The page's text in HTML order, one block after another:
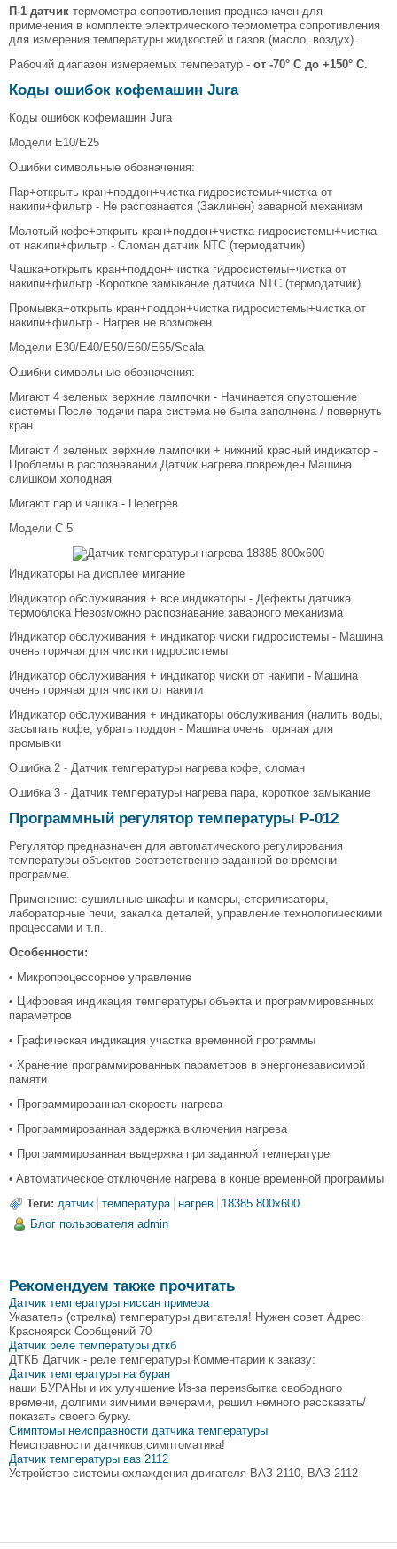
П-1 датчик термометра сопротивления предназначен для
применения в комплекте электрического термометра сопротивления
для измерения температуры жидкостей и газов (масло, воздух).
Рабочий диапазон измеряемых температур - от -70° С до +150° C.
Коды ошибок кофемашин Jura
Коды ошибок кофемашин Jura
Модели Е10/Е25
Ошибки символьные обозначения:
Пар+открыть кран+поддон+чистка гидросистемы+чистка от
накипи+фильтр - Не распознается (Заклинен) заварной механизм
Молотый кофе+открыть кран+поддон+чистка гидросистемы+чистка
от накипи+фильтр - Сломан датчик NTC (термодатчик)
Чашка+открыть кран+поддон+чистка гидросистемы+чистка от
накипи+фильтр -Короткое замыкание датчика NTC (термодатчик)
Промывка+открыть кран+поддон+чистка гидросистемы+чистка от
накипи+фильтр - Нагрев не возможен
Модели Е30/Е40/Е50/Е60/Е65/Scala
Ошибки символьные обозначения:
Мигают 4 зеленых верхние лампочки - Начинается опустошение
системы После подачи пара система не была заполнена / повернуть
кран
Мигают 4 зеленых верхние лампочки + нижний красный индикатор -
Проблемы в распознавании Датчик нагрева поврежден Машина
слишком холодная
Мигают пар и чашка - Перегрев
Модели С 5
Индикаторы на дисплее мигание
Индикатор обслуживания + все индикаторы - Дефекты датчика
термоблока Невозможно распознавание заварного механизма
Индикатор обслуживания + индикатор чиски гидросистемы - Машина
очень горячая для чистки гидросистемы
Индикатор обслуживания + индикатор чиски от накипи - Машина
очень горячая для чистки от накипи
Индикатор обслуживания + индикаторы обслуживания (налить воды,
засыпать кофе, убрать поддон - Машина очень горячая для
промывки
Ошибка 2 - Датчик температуры нагрева кофе, сломан
Ошибка 3 - Датчик температуры нагрева пара, короткое замыкание
Программный регулятор температуры Р-012
Регулятор предназначен для автоматического регулирования
температуры объектов соответственно заданной во времени
программе.
Применение: сушильные шкафы и камеры, стерилизаторы,
лабораторные печи, закалка деталей, управление технологическими
процессами и т.п..
Особенности:
• Микропроцессорное управление
• Цифровая индикация температуры объекта и программированных
параметров
• Графическая индикация участка временной программы
• Хранение программированных параметров в энергонезависимой
памяти
• Программированная скорость нагрева
• Программированная задержка включения нагрева
• Программированная выдержка при заданной температуре
• Aвтоматическое отключение нагрева в конце временной программы
Теги: датчик температура нагрев
18385 800x600
Блог пользователя admin
Рекомендуем также прочитать
Датчик температуры ниссан примера
Указатель (стрелка) температуры двигателя! Нужен совет Адрес:
Красноярск Сообщений 70
Датчик реле температуры дткб
ДТКБ Датчик - реле температуры Комментарии к заказу:
Датчик температуры на буран
наши БУРАНы и их улучшение Из-за переизбытка свободного
времени, долгими зимними вечерами, решил немного рассказать/
показать своего бурку.
Симптомы неисправности датчика температуры
Неисправности датчиков,симптоматика!
Датчик температуры ваз 2112
Устройство системы охлаждения двигателя ВАЗ 2110, ВАЗ 2112